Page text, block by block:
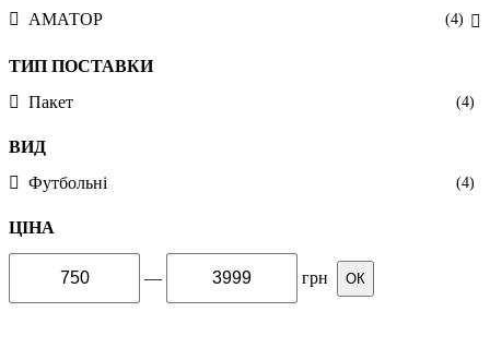
АМАТОР
(4)
ТИП ПОСТАВКИ
Пакет
(4)
ВИД
Футбольні
(4)
ЦІНА
— грн ОК